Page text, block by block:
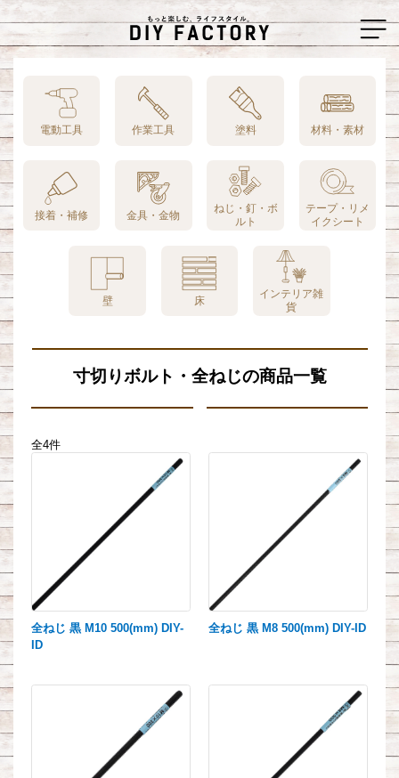
電動工具 作業工具 塗料 材料・素材
接着・補修 金具・金物
ねじ・釘・ボ
ルト
テープ・リメ
イクシート
壁 床
インテリア雑
貨
寸切りボルト・全ねじの商品一覧
全4件
全ねじ 黒 M10 500(mm) DIY-
ID
全ねじ 黒 M8 500(mm) DIY-ID